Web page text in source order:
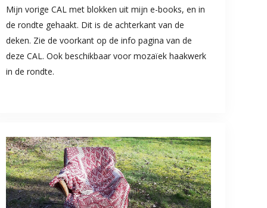
Mijn vorige CAL met blokken uit mijn e-books, en in
de rondte gehaakt. Dit is de achterkant van de
deken. Zie de voorkant op de info pagina van de
deze CAL. Ook beschikbaar voor mozaïek haakwerk
in de rondte.